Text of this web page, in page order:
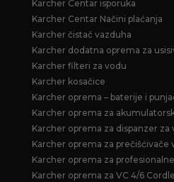
Karcher Centar isporuka
Karcher Centar Načini plaćanja
Karcher čistač vazduha
Karcher dodatna oprema za
Karcher filteri za vodu
Karcher kosačice
Karcher oprema – baterije i
Karcher oprema za
Karcher oprema za dispanzer za
Karcher oprema za prečišćivače
Karcher oprema za
Karcher oprema za VC 4/6